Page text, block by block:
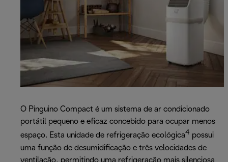
O Pinguino Compact é um sistema de ar condicionado
portátil pequeno e eficaz concebido para ocupar menos
espaço. Esta unidade de refrigeração ecológica4 possui
uma função de desumidificação e três velocidades de
ventilação, permitindo uma refrigeração mais silenciosa